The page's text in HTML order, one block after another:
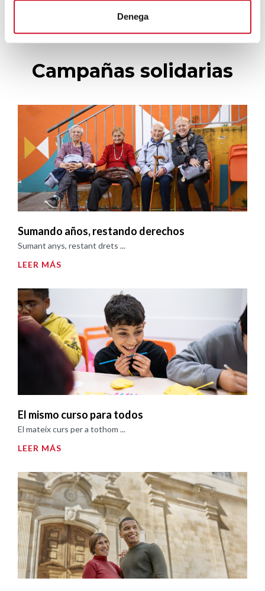
Denega
Campañas solidarias
Sumando años, restando derechos
Sumant anys, restant drets ...
LEER MÁS
El mismo curso para todos
El mateix curs per a tothom ...
LEER MÁS